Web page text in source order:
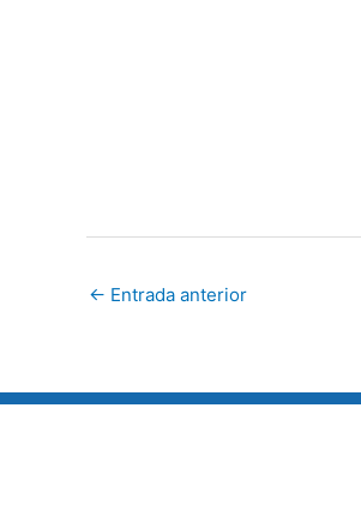
← Entrada anterior